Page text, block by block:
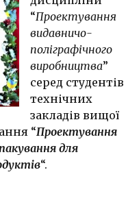
професійної програми
Наші випускники
Здобутки студентів
кафедри
Історія кафедри
Умови вступу 2025
Вступ на 1 скорочений
Вступ до магістратури
“Проектування
видавничо-
поліграфічного
виробництва”
серед студентів
технічних
закладів вищої
“Проектування
для
“.